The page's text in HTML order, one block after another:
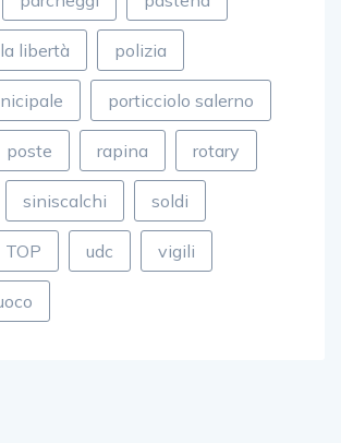
libertà polizia
porticciolo salerno
poste rapina rotary
siniscalchi soldi
TOP udc vigili